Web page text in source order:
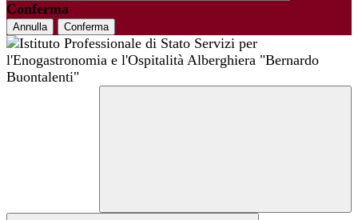
Conferma
Annulla Conferma